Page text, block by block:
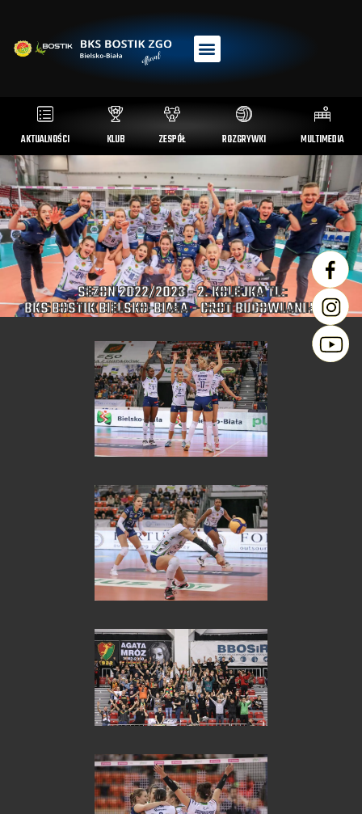
AKTUALNOŚCI KLUB ZESPÓŁ ROZGRYWKI MULTIMEDIA
SEZON 2022/2023 - 2. KOLEJKA TL:
BKS BOSTIK BIELSKO-BIAŁA - GROT BUDOWLANI ŁÓDŹ